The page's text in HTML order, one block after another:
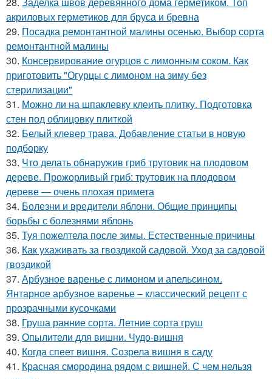
акриловых герметиков для бруса и бревна
29. Посадка ремонтантной малины осенью. Выбор сорта
ремонтантной малины
30. Консервирование огурцов с лимонным соком. Как
приготовить "Огурцы с лимоном на зиму без
стерилизации"
31. Можно ли на шпаклевку клеить плитку. Подготовка
стен под облицовку плиткой
32. Белый клевер трава. Добавление статьи в новую
подборку
33. Что делать обнаружив гриб трутовик на плодовом
дереве. Прожорливый гриб: трутовик на плодовом
дереве — очень плохая примета
34. Болезни и вредители яблони. Общие принципы
борьбы с болезнями яблонь
35. Туя пожелтела после зимы. Естественные причины
36. Как ухаживать за гвоздикой садовой. Уход за садовой
гвоздикой
37. Арбузное варенье с лимоном и апельсином.
Янтарное арбузное варенье – классический рецепт с
прозрачными кусочками
38. Груша ранние сорта. Летние сорта груш
39. Опылители для вишни. Чудо-вишня
40. Когда спеет вишня. Созрела вишня в саду
41. Красная смородина рядом с вишней. С чем нельзя